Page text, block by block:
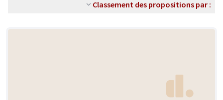
Classement des propositions par :